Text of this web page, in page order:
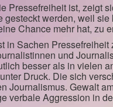
Pressefreiheit ist, zeigt
gesteckt werden, weil
Chance mehr hat, zu
in Sachen
und
besser als in vielen
Druck. Die sich
Journalismus. Gewalt
verbale Aggression in